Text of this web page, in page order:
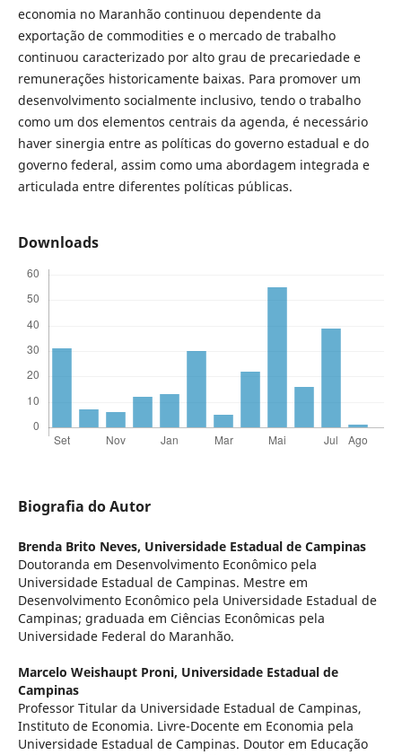
economia no Maranhão continuou dependente da
exportação de commodities e o mercado de trabalho
continuou caracterizado por alto grau de precariedade e
remunerações historicamente baixas. Para promover um
desenvolvimento socialmente inclusivo, tendo o trabalho
como um dos elementos centrais da agenda, é necessário
haver sinergia entre as políticas do governo estadual e do
governo federal, assim como uma abordagem integrada e
articulada entre diferentes políticas públicas.
Downloads
Biografia do Autor
Brenda Brito Neves, Universidade Estadual de Campinas
Doutoranda em Desenvolvimento Econômico pela
Universidade Estadual de Campinas. Mestre em
Desenvolvimento Econômico pela Universidade Estadual de
Campinas; graduada em Ciências Econômicas pela
Universidade Federal do Maranhão.
Marcelo Weishaupt Proni, Universidade Estadual de
Campinas
Professor Titular da Universidade Estadual de Campinas,
Instituto de Economia. Livre-Docente em Economia pela
Universidade Estadual de Campinas. Doutor em Educação